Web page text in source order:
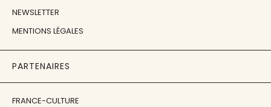
NEWSLETTER
MENTIONS LÉGALES
PARTENAIRES
FRANCE-CULTURE